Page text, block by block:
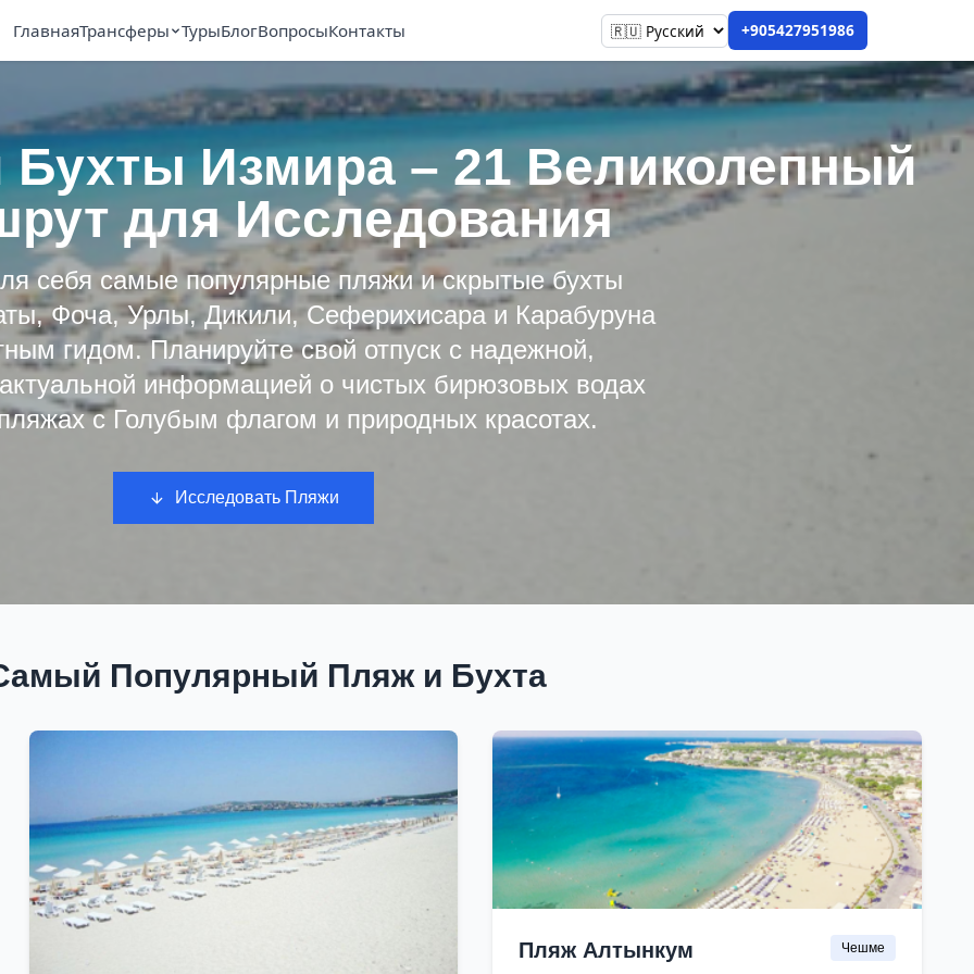
ГлавнаяТрансферы ТурыБлогВопросыКонтакты +905427951986
Измира – 21 Великолепный
для Исследования
себя самые популярные пляжи и скрытые бухты
Фоча, Урлы, Дикили, Сеферихисара и Карабуруна
гидом. Планируйте свой отпуск с надежной,
информацией о чистых бирюзовых водах
с Голубым флагом и природных красотах.
Исследовать Пляжи
Популярный Пляж и Бухта
Пляж Алтынкум Чешме